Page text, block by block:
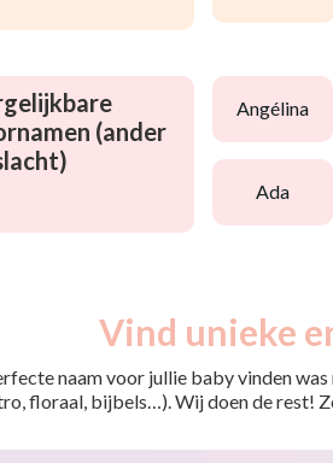
(ander
angélina
ada
Vind unieke
naam voor jullie baby vinden
floraal, bijbels…). Wij doen de rest!